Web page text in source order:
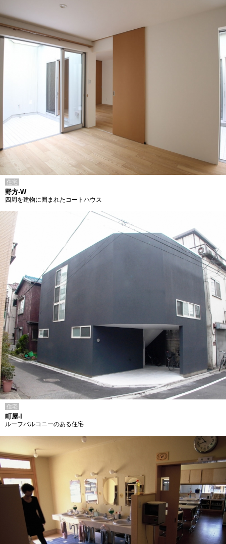
住宅
野方-W
四周を建物に囲まれたコートハウス
住宅
町屋-I
ルーフバルコニーのある住宅